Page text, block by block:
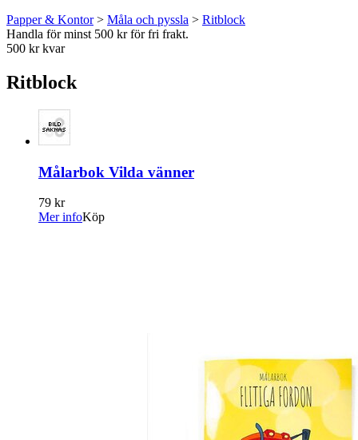
Papper & Kontor> Måla och pyssla > Ritblock
Handla för minst 500 kr för fri frakt.
500 kr kvar
Ritblock
Målarbok Vilda vänner
79 kr
Mer infoKöp